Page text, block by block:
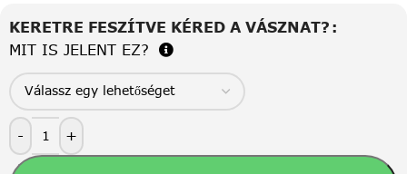
KERETRE FESZÍTVE KÉRED A VÁSZNAT?
MIT IS JELENT EZ?
- +